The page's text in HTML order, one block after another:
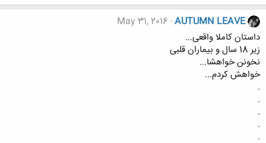
AUTUMN LEAVE
May 31, 2016
داﺳﺘﺎﻥ ﮐﺎﻣﻼ ﻭﺍﻗﻌﯽ...
ﺯﯾﺮ 18 ﺳﺎﻝ ﻭ ﺑﯿﻤﺎﺭﺍﻥ ﻗﻠﺒﯽ
ﻧﺨﻮﻧﻦ ﺧﻮﺍﻫﺸﺎ...
ﺧﻮﺍﻫﺶ ﮐﺮﺩﻡ...
.
.
.
.
.